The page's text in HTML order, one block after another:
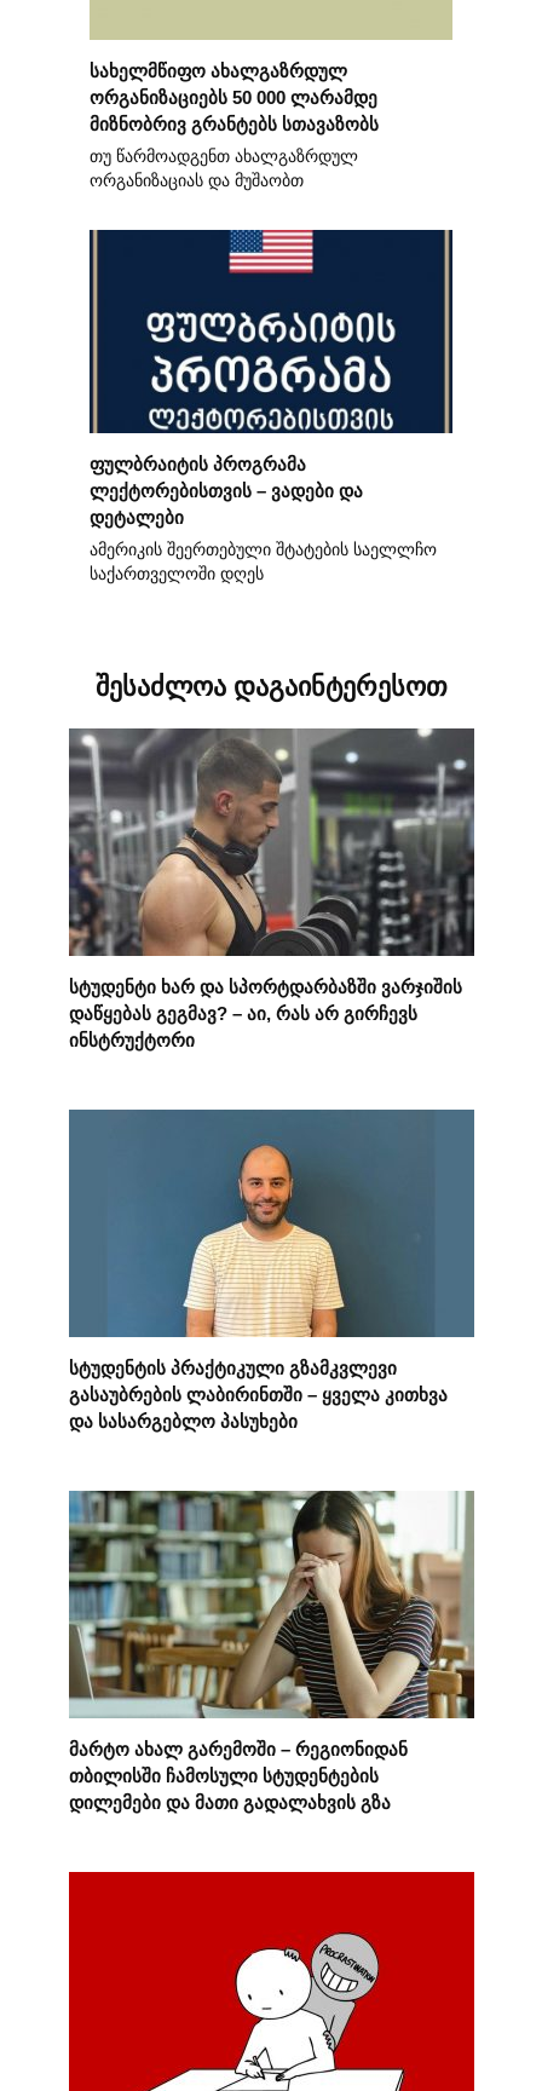
სახელმწიფო ახალგაზრდულ
ორგანიზაციებს 50 000 ლარამდე
მიზნობრივ გრანტებს სთავაზობს
თუ წარმოადგენთ ახალგაზრდულ
ორგანიზაციას და მუშაობთ
ფულბრაიტის პროგრამა
ლექტორებისთვის – ვადები და
დეტალები
ამერიკის შეერთებული შტატების საელლჩო
საქართველოში დღეს
შესაძლოა დაგაინტერესოთ
სტუდენტი ხარ და სპორტდარბაზში ვარჯიშის
დაწყებას გეგმავ? – აი, რას არ გირჩევს
ინსტრუქტორი
სტუდენტის პრაქტიკული გზამკვლევი
გასაუბრების ლაბირინთში – ყველა კითხვა
და სასარგებლო პასუხები
მარტო ახალ გარემოში – რეგიონიდან
თბილისში ჩამოსული სტუდენტების
დილემები და მათი გადალახვის გზა